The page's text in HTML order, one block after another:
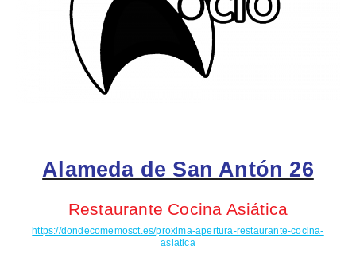
Alameda de San Antón 26
Restaurante Cocina Asiática
https://dondecomemosct.es/proxima-apertura-restaurante-cocina-
asiatica